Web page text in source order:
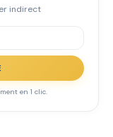
indirect
en 1 clic.